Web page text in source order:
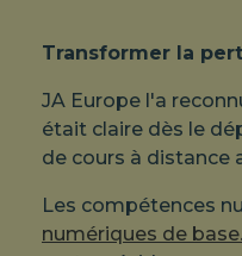
Transformer la
JA Europe l'a
était claire dès le
de cours à distance
Les compétences
numériques de base.